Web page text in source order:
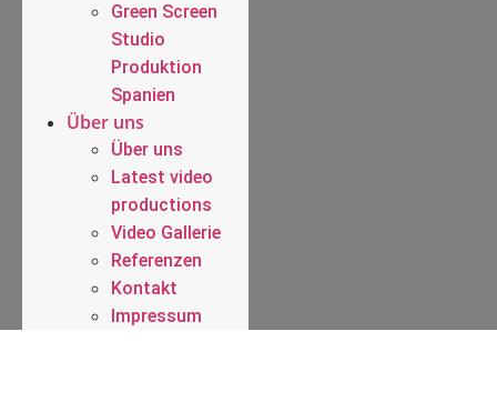
Green Screen
Studio
Produktion
Spanien
Über uns
Über uns
Latest video
productions
Video Gallerie
Referenzen
Kontakt
Impressum